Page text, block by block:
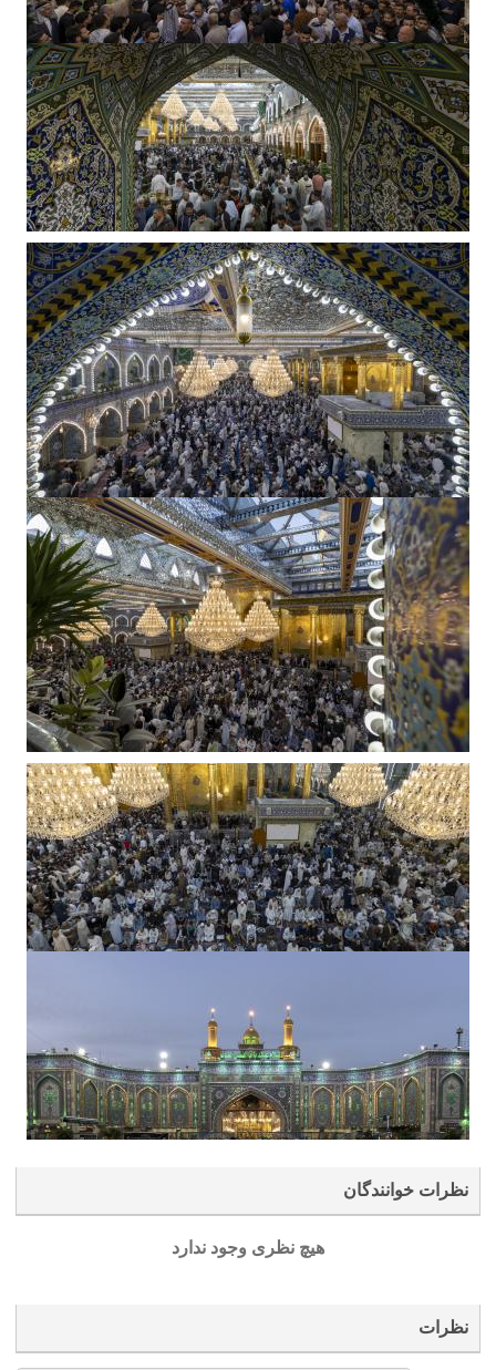
نظرات خوانندگان
هیچ نظری وجود ندارد
نظرات